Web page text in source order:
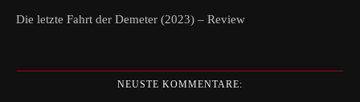
Die letzte Fahrt der Demeter (2023) – Review
NEUSTE KOMMENTARE: